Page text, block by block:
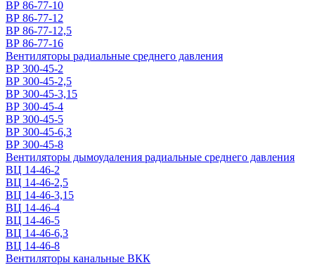
ВР 86-77-10
ВР 86-77-12
ВР 86-77-12,5
ВР 86-77-16
Вентиляторы радиальные среднего давления
ВР 300-45-2
ВР 300-45-2,5
ВР 300-45-3,15
ВР 300-45-4
ВР 300-45-5
ВР 300-45-6,3
ВР 300-45-8
Вентиляторы дымоудаления радиальные среднего давления
ВЦ 14-46-2
ВЦ 14-46-2,5
ВЦ 14-46-3,15
ВЦ 14-46-4
ВЦ 14-46-5
ВЦ 14-46-6,3
ВЦ 14-46-8
Вентиляторы канальные ВКК